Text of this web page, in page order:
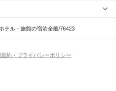
ホテル・旅館の宿泊全般/76423
約・プライバシーポリシー